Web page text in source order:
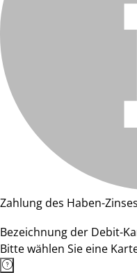
Zahlung des Haben-
Bezeichnung der Debit-
Bitte wählen Sie eine